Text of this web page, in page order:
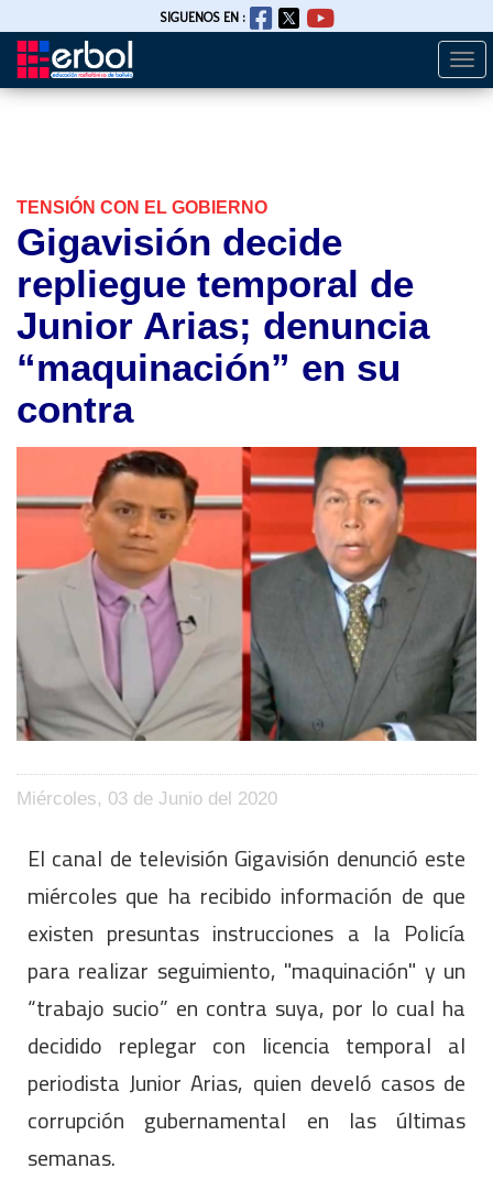
Pasar
SIGUENOS EN :
TENSIÓN CON EL GOBIERNO
Gigavisión decide
repliegue temporal de
Junior Arias; denuncia
“maquinación” en su
contra
Miércoles, 03 de Junio del 2020
El canal de televisión Gigavisión denunció este
miércoles que ha recibido información de que
existen presuntas instrucciones a la Policía
para realizar seguimiento, "maquinación" y un
“trabajo sucio” en contra suya, por lo cual ha
decidido replegar con licencia temporal al
periodista Junior Arias, quien develó casos de
corrupción gubernamental en las últimas
semanas.